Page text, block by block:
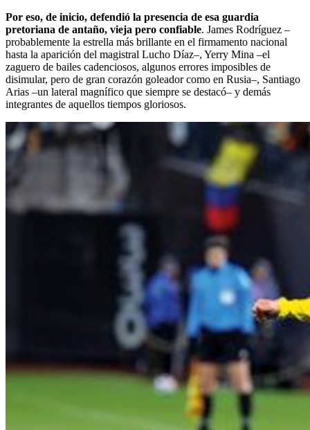
Por eso, de inicio, defendió la presencia de esa guardia
pretoriana de antaño, vieja pero confiable. James Rodríguez –
probablemente la estrella más brillante en el firmamento nacional
hasta la aparición del magistral Lucho Díaz–, Yerry Mina –el
zaguero de bailes cadenciosos, algunos errores imposibles de
disimular, pero de gran corazón goleador como en Rusia–, Santiago
Arias –un lateral magnífico que siempre se destacó– y demás
integrantes de aquellos tiempos gloriosos.